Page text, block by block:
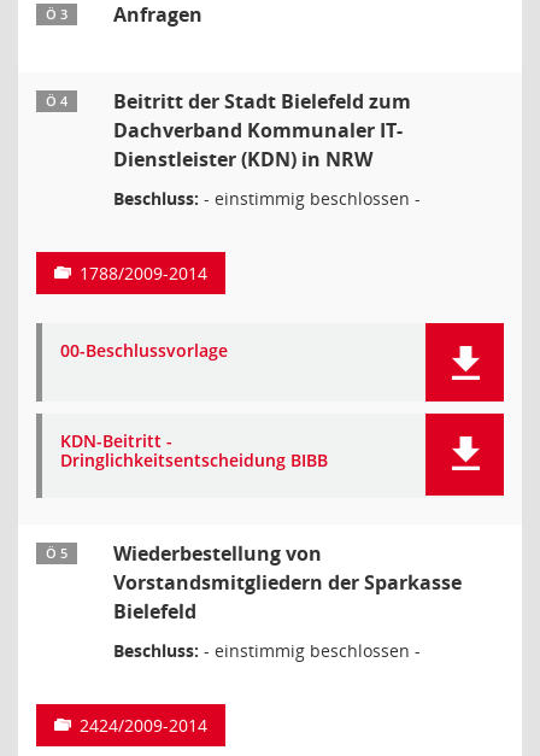
Ö 3 Anfragen
Ö 4
Beitritt der Stadt Bielefeld zum
Dachverband Kommunaler IT-
Dienstleister (KDN) in NRW
Beschluss: - einstimmig beschlossen -
1788/2009-2014
00-Beschlussvorlage
KDN-Beitritt -
Dringlichkeitsentscheidung BIBB
Ö 5
Wiederbestellung von
Vorstandsmitgliedern der Sparkasse
Bielefeld
Beschluss: - einstimmig beschlossen -
2424/2009-2014